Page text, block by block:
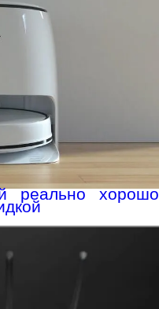
реально хорошо